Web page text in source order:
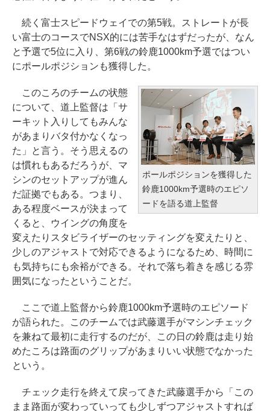
続く富士スピードウェイでの第5戦。ストレートが長
い富士のコースでNSX的には苦手なはずだったが、なん
と予選で5位に入り、第6戦の鈴鹿1000km予選ではつい
にポールポジションも獲得した。
ポールポジションを獲得した
鈴鹿1000km予選時のエピソ
ードを語る道上監督
このころのチームの状態
について、道上監督は「サ
ーキット入りしてもみんな
があまりバタ付かなくなっ
た」と言う。そう思えるの
は慣れもあるだろうが、マ
シンのセットアップが進ん
だ証拠でもある。つまり、
ある程度ベースが決まって
くると、ウイングの角度を
変えたりスタビライザーのセッティングを変えたりと、
少しのアジャストで対応できるようになるため、時間に
も気持ちにも余裕ができる。それで落ち着きを感じる雰
囲気になったということだ。
ここで道上監督から鈴鹿1000km予選時のエピソード
が語られた。このチームでは武藤選手がマシンチェック
を兼ねて最初に走行するのだが、この日の鈴鹿は走り始
めたころは路面のグリップがあまりいい状態でなかった
という。
チェック走行を終えて戻ってきた武藤選手から「この
まま路面が変わっていっても少しずつアジャストすれば